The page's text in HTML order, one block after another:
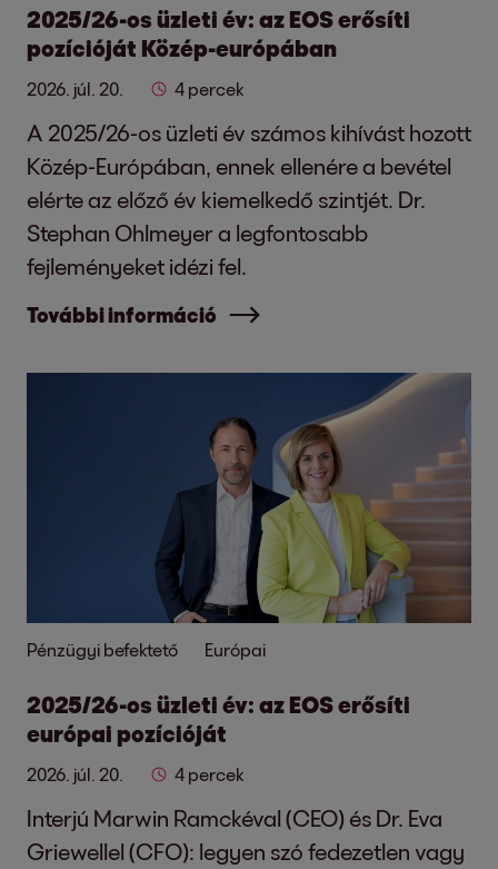
2025/26-os üzleti év: az EOS erősíti
pozícióját Közép-európában
2026. júl. 20. 4 percek
A 2025/26-os üzleti év számos kihívást hozott
Közép-Európában, ennek ellenére a bevétel
elérte az előző év kiemelkedő szintjét. Dr.
Stephan Ohlmeyer a legfontosabb
fejleményeket idézi fel.
További információ
Pénzügyi befektető Európai
2025/26-os üzleti év: az EOS erősíti
európai pozícióját
2026. júl. 20. 4 percek
Interjú Marwin Ramckéval (CEO) és Dr. Eva
Griewellel (CFO): legyen szó fedezetlen vagy